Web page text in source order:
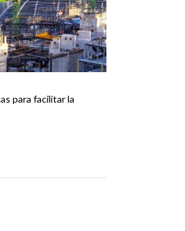
para facilitar la